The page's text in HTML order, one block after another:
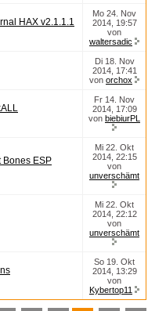
HAX v2.1.1.1
Mo 24. Nov
2014, 19:57
von
waltersadic
Di 18. Nov
2014, 17:41
von orchox
Fr 14. Nov
2014, 17:09
von biebiurPL
Bones ESP
Mi 22. Okt
2014, 22:15
von
unverschämt
Mi 22. Okt
2014, 22:12
von
unverschämt
So 19. Okt
2014, 13:29
von
Kybertop11